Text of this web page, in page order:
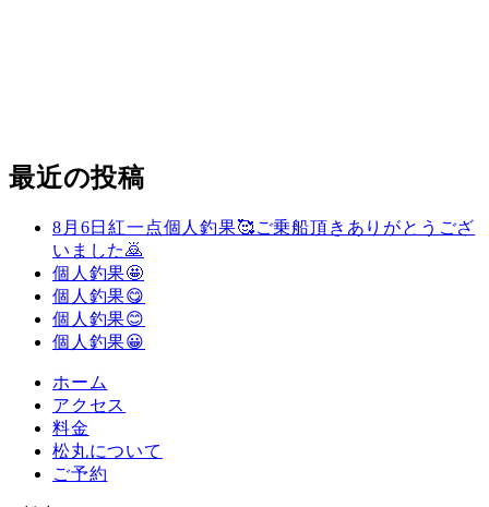
最近の投稿
8月6日紅一点個人釣果🥰ご乗船頂きありがとうござ
いました🙇
個人釣果🤩
個人釣果😋
個人釣果😊
個人釣果😀
ホーム
アクセス
料金
松丸について
ご予約